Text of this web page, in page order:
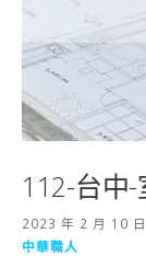
112-台中
2023 年 2 月 10 日
中華職人